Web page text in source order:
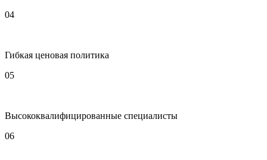
04
Гибкая ценовая политика
05
Высококвалифицированные специалисты
06